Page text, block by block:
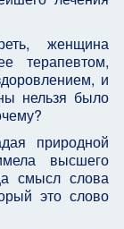
женщина
терапевтом,
и
нельзя было
природной
высшего
смысл слова
это слово